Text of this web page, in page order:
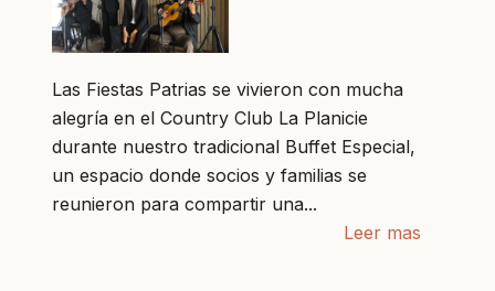
Las Fiestas Patrias se vivieron con mucha
alegría en el Country Club La Planicie
durante nuestro tradicional Buffet Especial,
un espacio donde socios y familias se
reunieron para compartir una...
Leer mas